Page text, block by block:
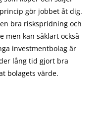
princip görjobbet åt dig.
bra riskspridning och
men kan såklart också
investmentbolag är
lång tid gjort bra
bolagets värde.